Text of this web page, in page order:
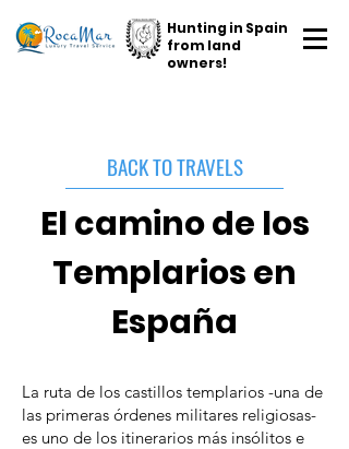
Hunting in Spain
from land
owners!
BACK TO TRAVELS
El camino de los
Templarios en
España
La ruta de los castillos templarios -una de
las primeras órdenes militares religiosas-
es uno de los itinerarios más insólitos e